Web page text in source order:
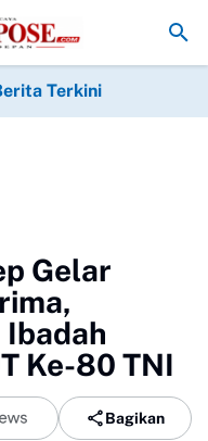
Ajak Warga Peduli
Terkini
Gelar
Ibadah
Ke-80 TNI
Bagikan